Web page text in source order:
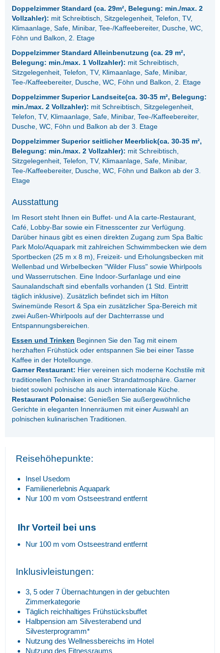
Doppelzimmer Standard (ca. 29m², Belegung: min./max. 2
Vollzahler): mit Schreibtisch, Sitzgelegenheit, Telefon, TV,
Klimaanlage, Safe, Minibar, Tee-/Kaffeebereiter, Dusche, WC,
Föhn und Balkon, 2. Etage
Doppelzimmer Standard Alleinbenutzung (ca. 29 m²,
Belegung: min./max. 1 Vollzahler): mit Schreibtisch,
Sitzgelegenheit, Telefon, TV, Klimaanlage, Safe, Minibar,
Tee-/Kaffeebereiter, Dusche, WC, Föhn und Balkon, 2. Etage
DoppelzimmerSuperior Landseite(ca. 30-35 m², Belegung:
min./max. 2 Vollzahler): mit Schreibtisch, Sitzgelegenheit,
Telefon, TV, Klimaanlage, Safe, Minibar, Tee-/Kaffeebereiter,
Dusche, WC, Föhn und Balkon ab der 3. Etage
DoppelzimmerSuperior seitlicher Meerblick(ca. 30-35 m²,
Belegung: min./max. 2 Vollzahler): mit Schreibtisch,
Sitzgelegenheit, Telefon, TV, Klimaanlage, Safe, Minibar,
Tee-/Kaffeebereiter, Dusche, WC, Föhn und Balkon ab der 3.
Etage
Ausstattung
Im Resort steht Ihnen ein Buffet- und A la carte-Restaurant,
Café, Lobby-Bar sowie ein Fitnesscenter zur Verfügung.
Darüber hinaus gibt es einen direkten Zugang zum Spa Baltic
Park Molo/Aquapark mit zahlreichen Schwimmbecken wie dem
Sportbecken (25 m x 8 m), Freizeit- und Erholungsbecken mit
Wellenbad und Wirbelbecken "Wilder Fluss" sowie Whirlpools
und Wasserrutschen. Eine Indoor-Surfanlage und eine
Saunalandschaft sind ebenfalls vorhanden (1 Std. Eintritt
täglich inklusive). Zusätzlich befindet sich im Hilton
Swinemünde Resort & Spa ein zusätzlicher Spa-Bereich mit
zwei Außen-Whirlpools auf der Dachterrasse und
Entspannungsbereichen.
Essen und Trinken Beginnen Sie den Tag mit einem
herzhaften Frühstück oder entspannen Sie bei einer Tasse
Kaffee in der Hotellounge.
Garner Restaurant: Hier vereinen sich moderne Kochstile mit
traditionellen Techniken in einer Strandatmosphäre. Garner
bietet sowohl polnische als auch internationale Küche.
Restaurant Polonaise: Genießen Sie außergewöhnliche
Gerichte in eleganten Innenräumen mit einer Auswahl an
polnischen kulinarischen Traditionen.
Reisehöhepunkte:
Insel Usedom
Familienerlebnis Aquapark
Nur 100 m vom Ostseestrand entfernt
Ihr Vorteil bei uns
Nur 100 m vom Ostseestrand entfernt
Inklusivleistungen:
3, 5 oder 7 Übernachtungen in der gebuchten
Zimmerkategorie
Täglich reichhaltiges Frühstücksbuffet
Halbpension am Silvesterabend und
Silvesterprogramm*
Nutzung des Wellnessbereichs im Hotel
Nutzung des Fitnessraums